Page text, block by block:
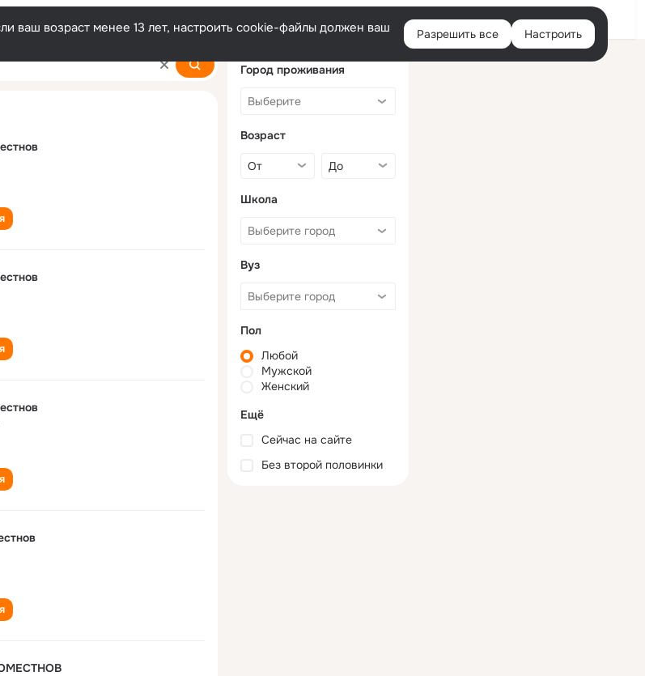
Войти
ваш возраст менее 13 лет, настроить cookie-файлы должен ваш
Разрешить все Настроить
Город проживания
Возраст
Школа
Вуз
Пол
Любой
Мужской
Женский
Ещё
Сейчас на сайте
Без второй половинки